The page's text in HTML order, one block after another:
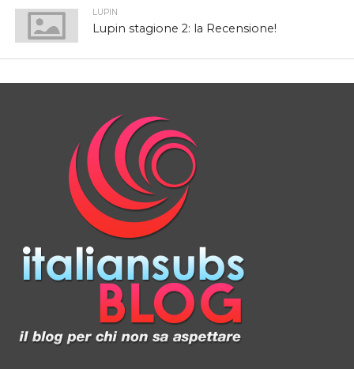
LUPIN
Lupin stagione 2: la Recensione!